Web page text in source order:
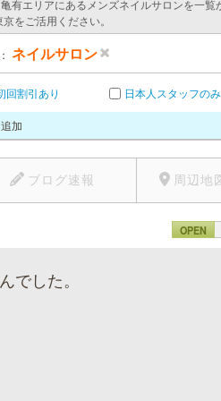
有エリアにあるメンズネイルサロンを一覧
をご活用ください。
ネイルサロン
回割引あり 日本人スタッフのみ
加
ブログ速報 周辺地
OPEN
でした。